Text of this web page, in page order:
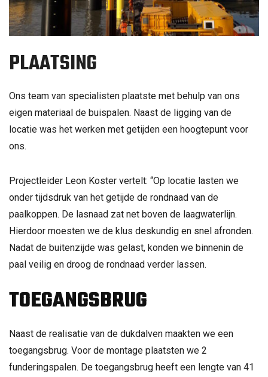
PLAATSING
Ons team van specialisten plaatste met behulp van ons
eigen materiaal de buispalen. Naast de ligging van de
locatie was het werken met getijden een hoogtepunt voor
ons.
Projectleider Leon Koster vertelt: “Op locatie lasten we
onder tijdsdruk van het getijde de rondnaad van de
paalkoppen. De lasnaad zat net boven de laagwaterlijn.
Hierdoor moesten we de klus deskundig en snel afronden.
Nadat de buitenzijde was gelast, konden we binnenin de
paal veilig en droog de rondnaad verder lassen.
TOEGANGSBRUG
Naast de realisatie van de dukdalven maakten we een
toegangsbrug. Voor de montage plaatsten we 2
funderingspalen. De toegangsbrug heeft een lengte van 41